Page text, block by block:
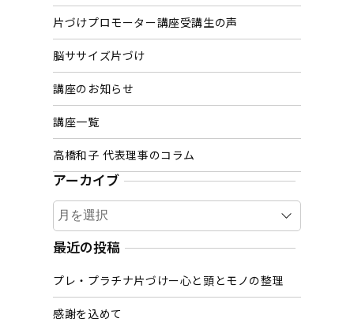
片づけプロモーター講座受講生の声
脳ササイズ片づけ
講座のお知らせ
講座一覧
高橋和子 代表理事のコラム
アーカイブ
ア
ー
カ
ブ
最近の投稿
プレ・プラチナ片づけー心と頭とモノの整理
感謝を込めて